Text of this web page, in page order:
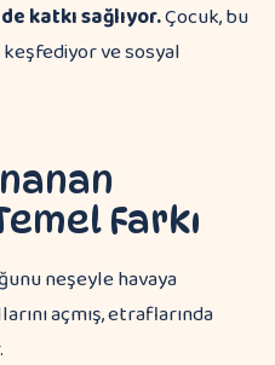
katkı sağlıyor.Çocuk, bu
keşfediyor ve sosyal
Farkı